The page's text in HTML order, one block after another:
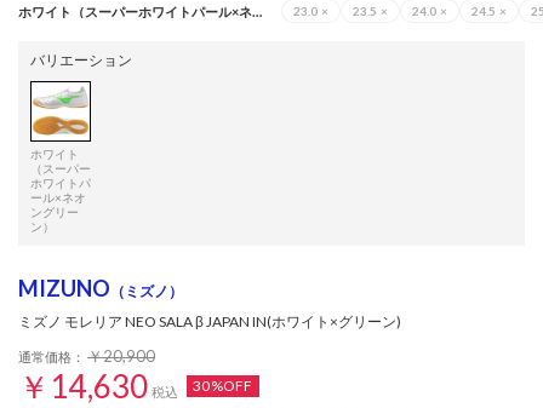
ホワイト（スーパーホワイトパール×ネオングリーン） 23.0 × 23.5 × 24.0 × 24.5 ×
バリエーション
ホワイト
（スーパー
ホワイトパ
ール×ネオ
ングリー
ン）
MIZUNO （ミズノ）
ミズノ モレリア NEO SALA β JAPAN IN(ホワイト×グリーン)
通常価格： ￥20,900
￥14,630 税込 30%OFF